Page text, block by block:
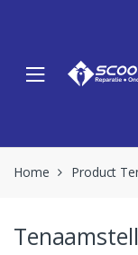
Home Product